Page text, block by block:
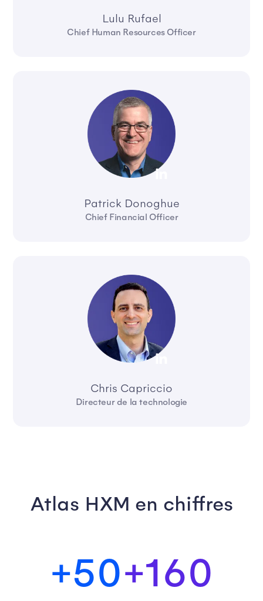
Lulu Rufael
Chief Human Resources Officer
Patrick Donoghue
Chief Financial Officer
Chris Capriccio
Directeur de la technologie
Atlas HXM en chiffres
+50+160